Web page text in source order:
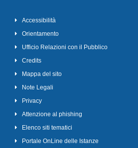
Accessibilità
Orientamento
Ufficio Relazioni con il Pubblico
Credits
Mappa del sito
Note Legali
Privacy
Attenzione al phishing
Elenco siti tematici
Portale OnLine delle Istanze